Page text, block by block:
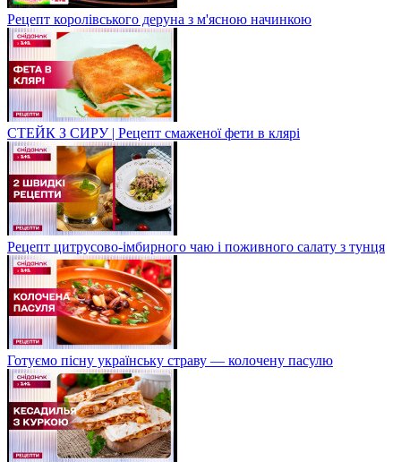
Рецепт королівського деруна з м'ясною начинкою
СТЕЙК З СИРУ | Рецепт смаженої фети в клярі
Рецепт цитрусово-імбирного чаю і поживного салату з тунця
Готуємо пісну українську страву — колочену пасулю